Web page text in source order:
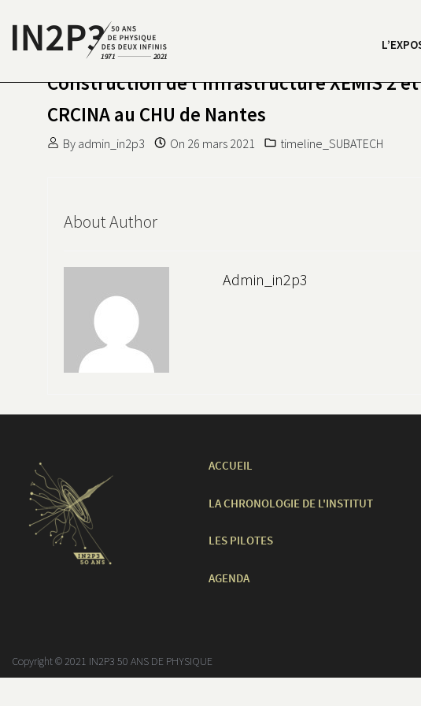
Skip to content
50 ANS DE PHYSIQUE
DEUX INFINISConstruction de l’infrastructure XEMIS 2
CRCINA au CHU de Nantes
By admin_in2p3 On 26 mars 2021 timeline_SUBATECH
About Author
Admin_in2p3
ACCUEIL
LA CHRONOLOGIE DE L'INSTITUT
LES PILOTES
AGENDA
Copyright © 2021 IN2P3 50 ANS DE PHYSIQUE